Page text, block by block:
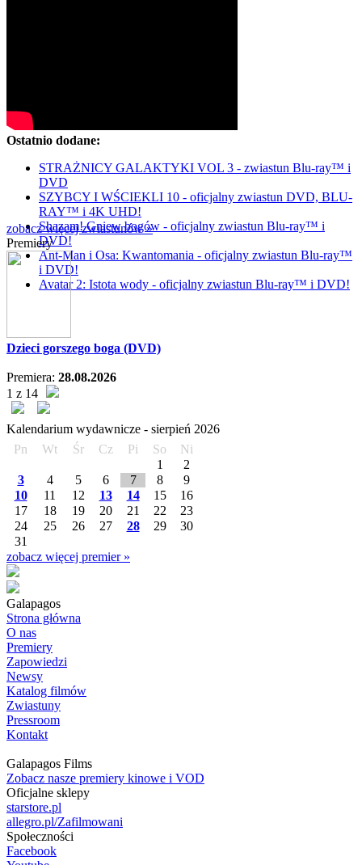
Ostatnio dodane:
STRAŻNICY GALAKTYKI VOL 3 - zwiastun Blu-ray™ i
DVD
SZYBCY I WŚCIEKLI 10 - oficjalny zwiastun DVD, BLU-
RAY™ i 4K UHD!
Shazam! Gniew bogów - oficjalny zwiastun Blu-ray™ i
DVD!
Ant-Man i Osa: Kwantomania - oficjalny zwiastun Blu-ray™
i DVD!
Avatar 2: Istota wody - oficjalny zwiastun Blu-ray™ i DVD!
zobacz więcej zwiastunów »
Premiery
Dzieci gorszego boga (DVD)
Premiera: 28.08.2026
1 z 14
Kalendarium wydawnicze - sierpień 2026
Pn
Wt Śr Cz Pi So
Ni
1
2
3
4 5 6 7 8
9
10
11 12 13 14 15
16
17
18 19 20 21 22
23
24
25 26 27 28 29
30
31
zobacz więcej premier »
Galapagos
Strona główna
O nas
Premiery
Zapowiedzi
Newsy
Katalog filmów
Zwiastuny
Pressroom
Kontakt
Galapagos Films
Zobacz nasze premiery kinowe i VOD
Oficjalne sklepy
starstore.pl
allegro.pl/Zafilmowani
Społeczności
Facebook